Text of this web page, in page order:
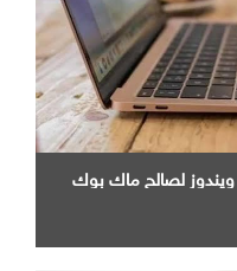
لصالح ماك بوك